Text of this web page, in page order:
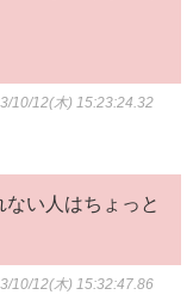
10/12(木) 15:23:24.32
い人はちょっと
10/12(木) 15:32:47.86